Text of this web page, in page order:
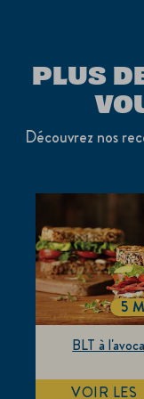
PLUS
Découvrez nos
BLT à
5
VOIR LES